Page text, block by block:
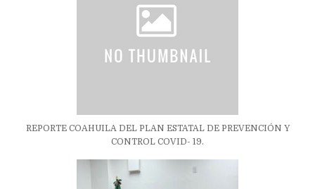
REPORTE COAHUILA DEL PLAN ESTATAL DE PREVENCIÓN Y
CONTROL COVID- 19.